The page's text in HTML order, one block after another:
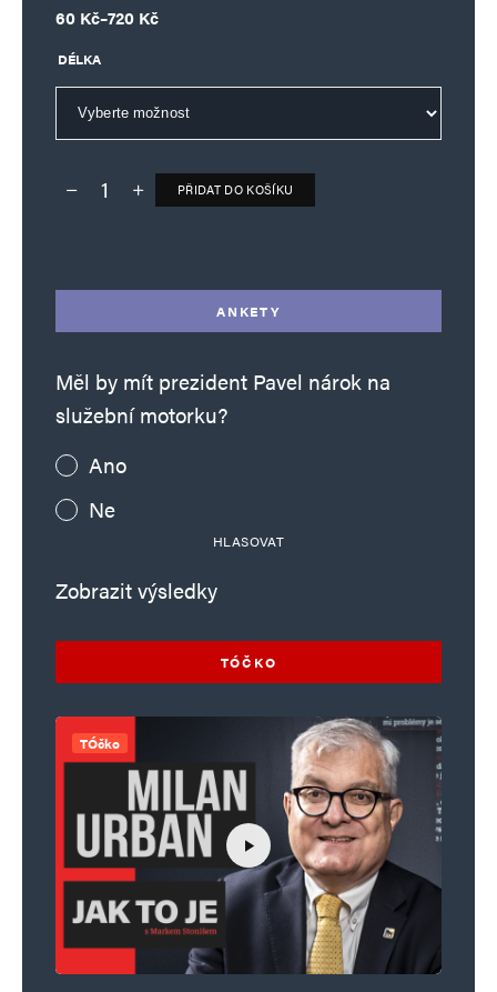
60 Kč–720 Kč
Rozpětí cen: 60 Kč až 720 Kč
DÉLKA
Deník TO – verze bez reklam množství
PŘIDAT DO KOŠÍKU
ANKETY
Měl by mít prezident Pavel nárok na
služební motorku?
Ano
Ne
HLASOVAT
Zobrazit výsledky
TÓČKO
TÓčko